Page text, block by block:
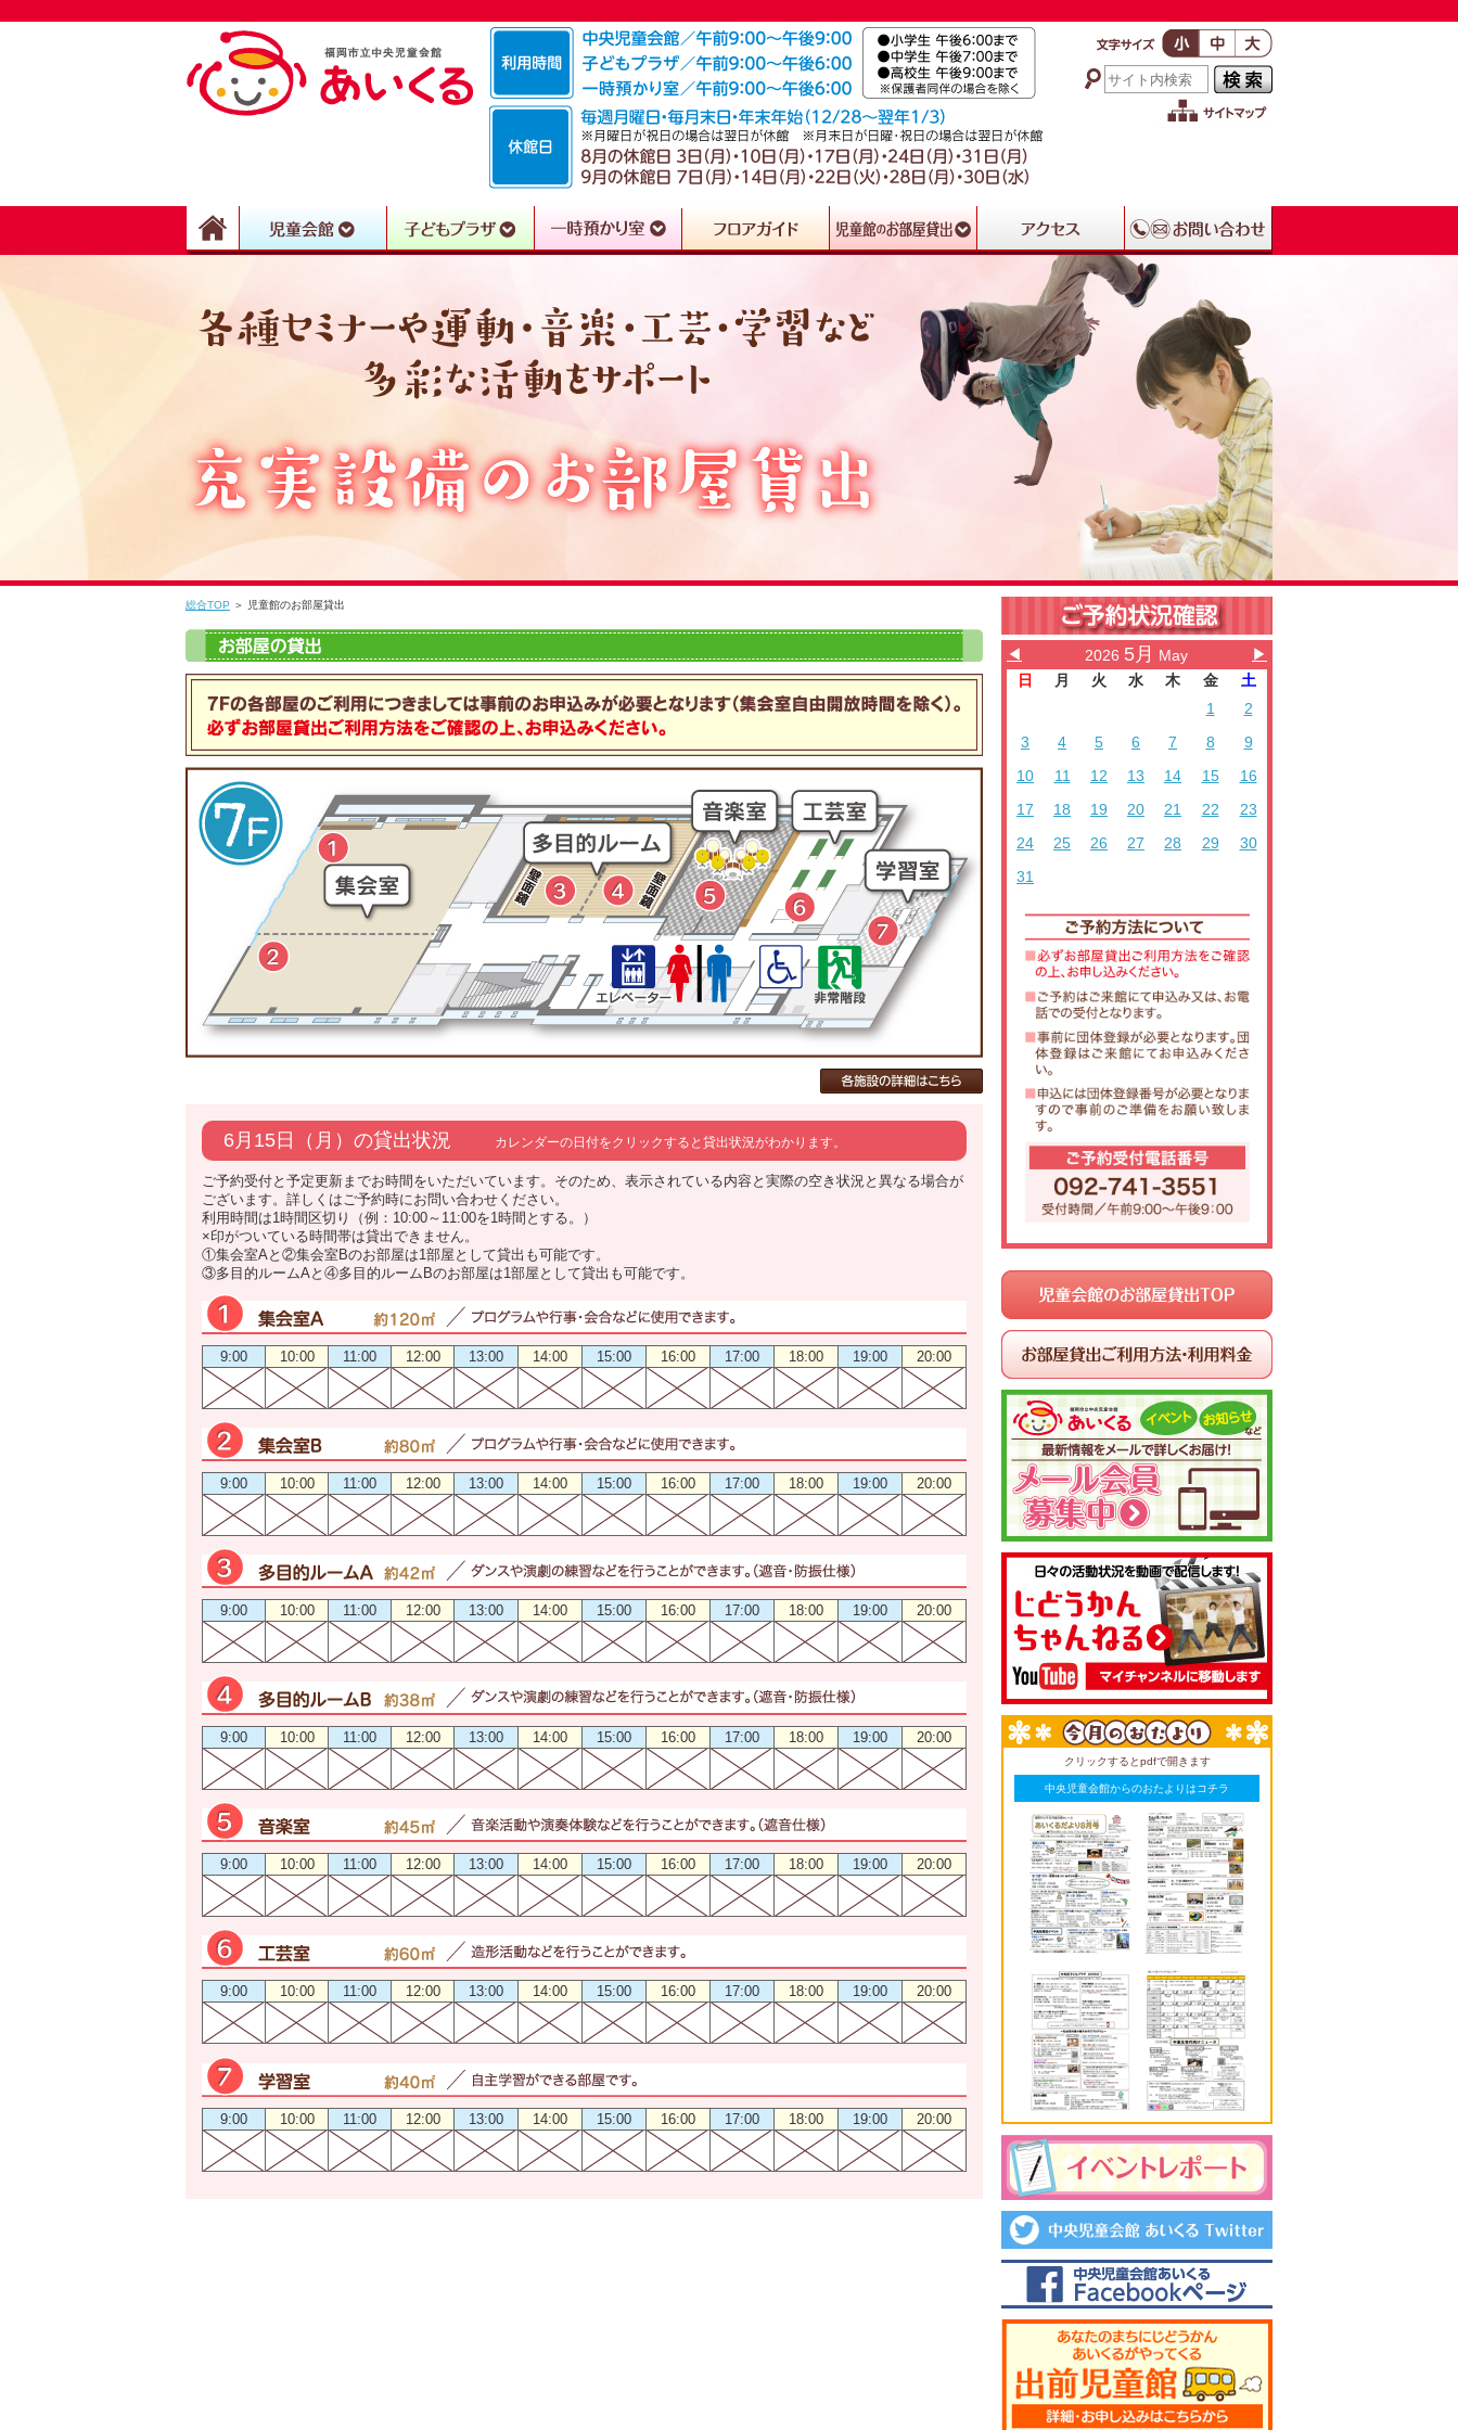
総合TOP ＞ 児童館のお部屋貸出
6月15日（月）の貸出状況 カレンダーの日付をクリックすると貸出状況がわかります。
ご予約受付と予定更新までお時間をいただいています。そのため、表示されている内容と実際の空き状況と異なる場合が
ございます。詳しくはご予約時にお問い合わせください。
利用時間は1時間区切り（例：10:00～11:00を1時間とする。）
×印がついている時間帯は貸出できません。
①集会室Aと②集会室Bのお部屋は1部屋として貸出も可能です。
③多目的ルームAと④多目的ルームBのお部屋は1部屋として貸出も可能です。
9:00 10:00 11:00 12:00 13:00 14:00 15:00 16:00 17:00 18:00 19:00 20:00
9:00 10:00 11:00 12:00 13:00 14:00 15:00 16:00 17:00 18:00 19:00 20:00
9:00 10:00 11:00 12:00 13:00 14:00 15:00 16:00 17:00 18:00 19:00 20:00
9:00 10:00 11:00 12:00 13:00 14:00 15:00 16:00 17:00 18:00 19:00 20:00
9:00 10:00 11:00 12:00 13:00 14:00 15:00 16:00 17:00 18:00 19:00 20:00
9:00 10:00 11:00 12:00 13:00 14:00 15:00 16:00 17:00 18:00 19:00 20:00
9:00 10:00 11:00 12:00 13:00 14:00 15:00 16:00 17:00 18:00 19:00 20:00
◀ 2026 5月 May
▶
日
月 火 水 木 金
土
1
2
3
4 5 6 7 8
9
10
11 12 13 14 15
16
17
18 19 20 21 22
23
24
25 26 27 28 29
30
31
クリックするとpdfで開きます
中央児童会館からのおたよりはコチラ